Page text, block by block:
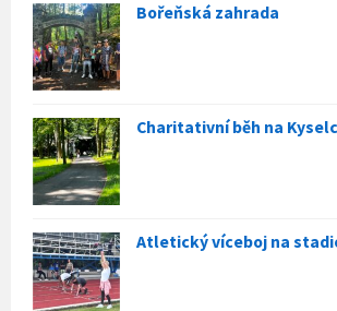
Bořeňská zahrada
Charitativní běh na
Atletický víceboj na